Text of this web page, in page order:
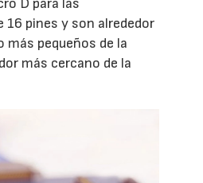
D para las
16 pines y son alrededor
más pequeños de la
más cercano de la